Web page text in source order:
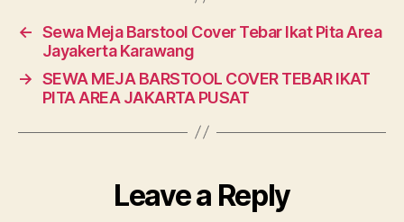
← Sewa Meja Barstool Cover Tebar Ikat Pita Area
Jayakerta Karawang
→ SEWA MEJA BARSTOOL COVER TEBAR IKAT
PITA AREA JAKARTA PUSAT
Leave a Reply